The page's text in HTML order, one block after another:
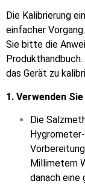
Die Kalibrierung
einfacher
Sie bitte die
das Gerät zu
1. Verwenden
Die
Millimetern
danach eine